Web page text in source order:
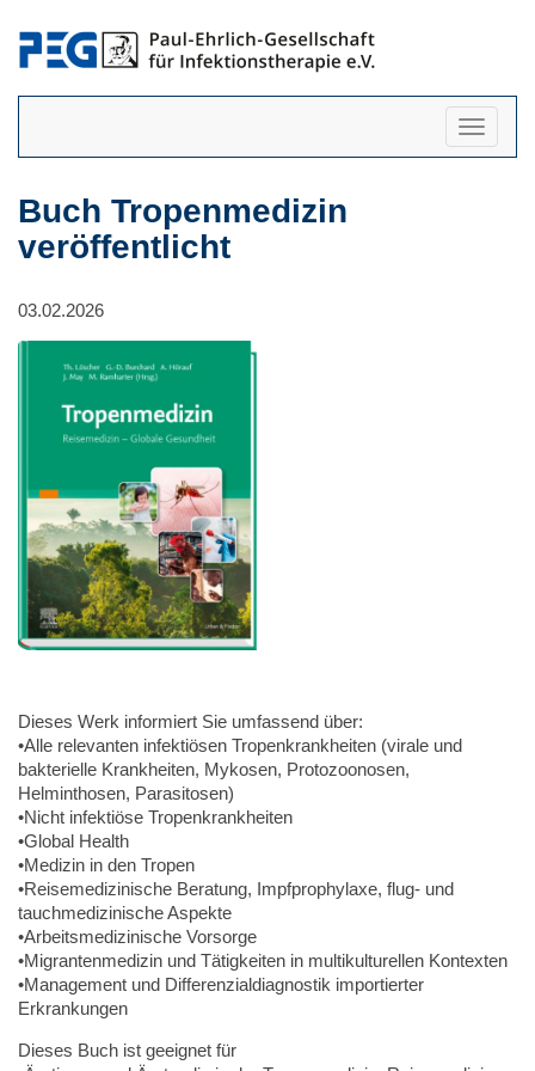
anzeigen
Buch Tropenmedizin
veröffentlicht
03.02.2026
Dieses Werk informiert Sie umfassend über:
•Alle relevanten infektiösen Tropenkrankheiten (virale und
bakterielle Krankheiten, Mykosen, Protozoonosen,
Helminthosen, Parasitosen)
•Nicht infektiöse Tropenkrankheiten
•Global Health
•Medizin in den Tropen
•Reisemedizinische Beratung, Impfprophylaxe, flug- und
tauchmedizinische Aspekte
•Arbeitsmedizinische Vorsorge
•Migrantenmedizin und Tätigkeiten in multikulturellen Kontexten
•Management und Differenzialdiagnostik importierter
Erkrankungen
Dieses Buch ist geeignet für